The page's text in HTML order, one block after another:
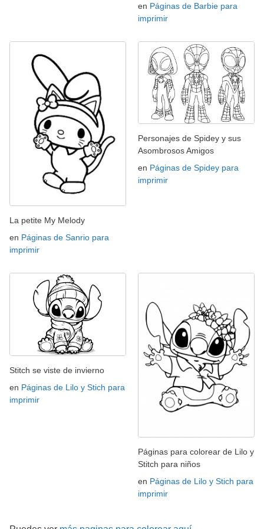
en Páginas de Barbie para
imprimir
La petite My Melody
en Páginas de Sanrio para
imprimir
Personajes de Spidey y sus
Asombrosos Amigos
en Páginas de Spidey para
imprimir
Stitch se viste de invierno
en Páginas de Lilo y Stich para
imprimir
Páginas para colorear de Lilo y
Stitch para niños
en Páginas de Lilo y Stich para
imprimir